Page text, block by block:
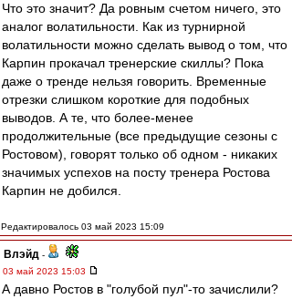
Что это значит? Да ровным счетом ничего, это
аналог волатильности. Как из турнирной
волатильности можно сделать вывод о том, что
Карпин прокачал тренерские скиллы? Пока
даже о тренде нельзя говорить. Временные
отрезки слишком короткие для подобных
выводов. А те, что более-менее
продолжительные (все предыдущие сезоны с
Ростовом), говорят только об одном - никаких
значимых успехов на посту тренера Ростова
Карпин не добился.
Редактировалось 03 май 2023 15:09
Влэйд -
03 май 2023 15:03
А давно Ростов в "голубой пул"-то зачислили?